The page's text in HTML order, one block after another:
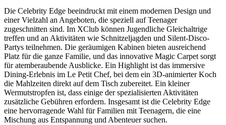
Die Celebrity Edge beeindruckt mit einem modernen Design und
einer Vielzahl an Angeboten, die speziell auf Teenager
zugeschnitten sind. Im XClub können Jugendliche Gleichaltrige
treffen und an Aktivitäten wie Schnitzeljagden und Silent-Disco-
Partys teilnehmen. Die geräumigen Kabinen bieten ausreichend
Platz für die ganze Familie, und das innovative Magic Carpet sorgt
für atemberaubende Ausblicke. Ein Highlight ist das immersive
Dining-Erlebnis im Le Petit Chef, bei dem ein 3D-animierter Koch
die Mahlzeiten direkt auf dem Tisch zubereitet. Ein kleiner
Wermutstropfen ist, dass einige der spezialisierten Aktivitäten
zusätzliche Gebühren erfordern. Insgesamt ist die Celebrity Edge
eine hervorragende Wahl für Familien mit Teenagern, die eine
Mischung aus Entspannung und Abenteuer suchen.